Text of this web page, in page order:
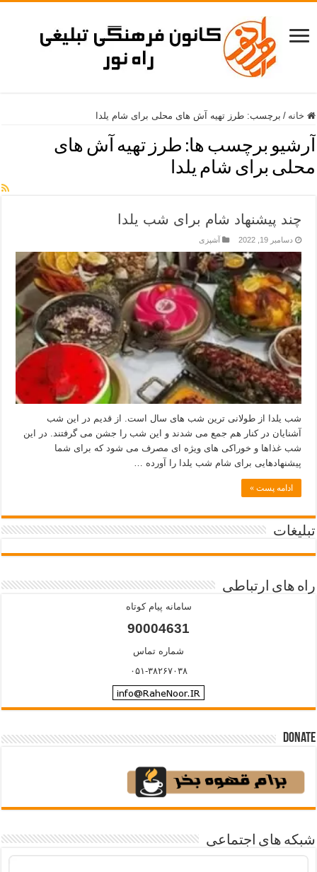
خانه / برچسب:طرز تهیه آش های محلی برای شام یلدا
آرشیو برچسب ها: طرز تهیه آش های
محلی برای شام یلدا
چند پیشنهاد شام برای شب یلدا
دسامبر 19, 2022 آشپزی
شب یلدا از طولانی ترین شب های سال است. از قدیم در این شب
آشنایان در کنار هم جمع می شدند و این شب را جشن می گرفتند. در این
شب غذاها و خوراکی های ویژه ای مصرف می شود که برای شما
پیشنهادهایی برای شام شب یلدا را آورده …
ادامه پست »
تبلیغات
راه های ارتباطی
سامانه پیام کوتاه
90004631
شماره تماس
۰۵۱-۳۸۲۶۷۰۳۸
Donate
شبکه های اجتماعی